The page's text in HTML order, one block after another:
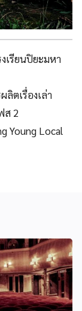
เรียนปิยะมหา
ตเรื่องเล่า
ส 2
Young Local